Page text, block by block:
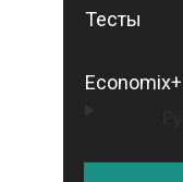
Тесты
Economix+